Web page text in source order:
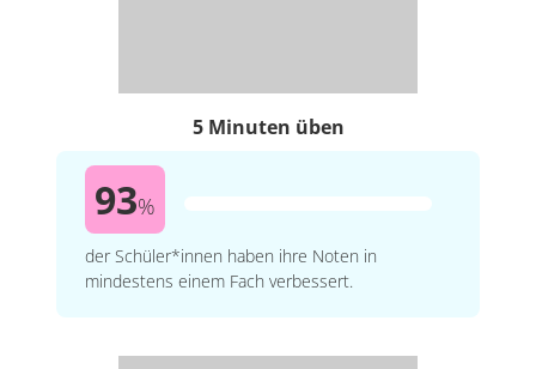
5 Minuten üben
93%
der Schüler*innen haben ihre Noten in
mindestens einem Fach verbessert.